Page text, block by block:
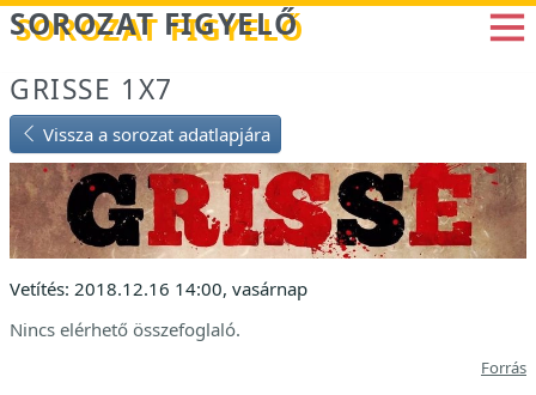
Betöltés...
SOROZAT FIGYELŐ
GRISSE 1X7
Vissza a sorozat adatlapjára
Vetítés: 2018.12.16 14:00, vasárnap
Nincs elérhető összefoglaló.
Forrás